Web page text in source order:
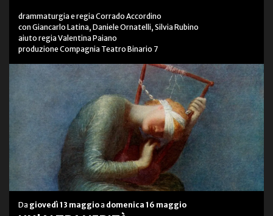
drammaturgia e regia Corrado Accordino
con Giancarlo Latina, Daniele Ornatelli, Silvia Rubino
aiuto regia Valentina Paiano
produzione Compagnia Teatro Binario 7
Da giovedì 13 maggioa domenica 16 maggio